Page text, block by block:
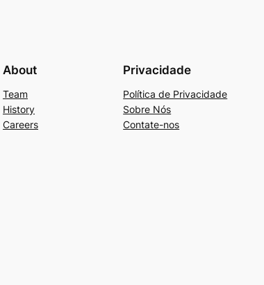
About
Team
History
Careers
Privacidade
Política de Privacidade
Sobre Nós
Contate-nos